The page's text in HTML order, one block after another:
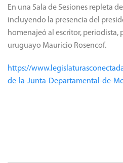
En una Sala de Sesiones repleta
incluyendo la presencia del
homenajeó al escritor,
uruguayo Mauricio Rosencof.
https://
de-la-Junta-Departamental-de-